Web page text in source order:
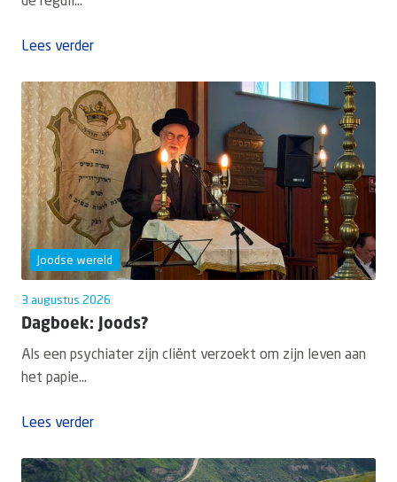
Lees verder
Joodse wereld
3 augustus 2026
Dagboek: Joods?
Als een psychiater zijn cliënt verzoekt om zijn leven aan
het papie...
Lees verder